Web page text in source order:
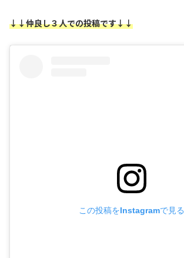
↓↓仲良し３人での投稿です↓↓
この投稿をInstagramで見る